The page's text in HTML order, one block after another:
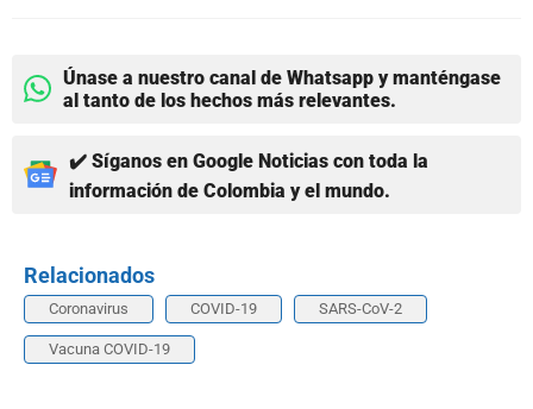
Únase a nuestro canal de Whatsapp y manténgase
al tanto de los hechos más relevantes.
✔️ Síganos en Google Noticias con toda la
información de Colombia y el mundo.
Relacionados
Coronavirus COVID-19 SARS-CoV-2
Vacuna COVID-19